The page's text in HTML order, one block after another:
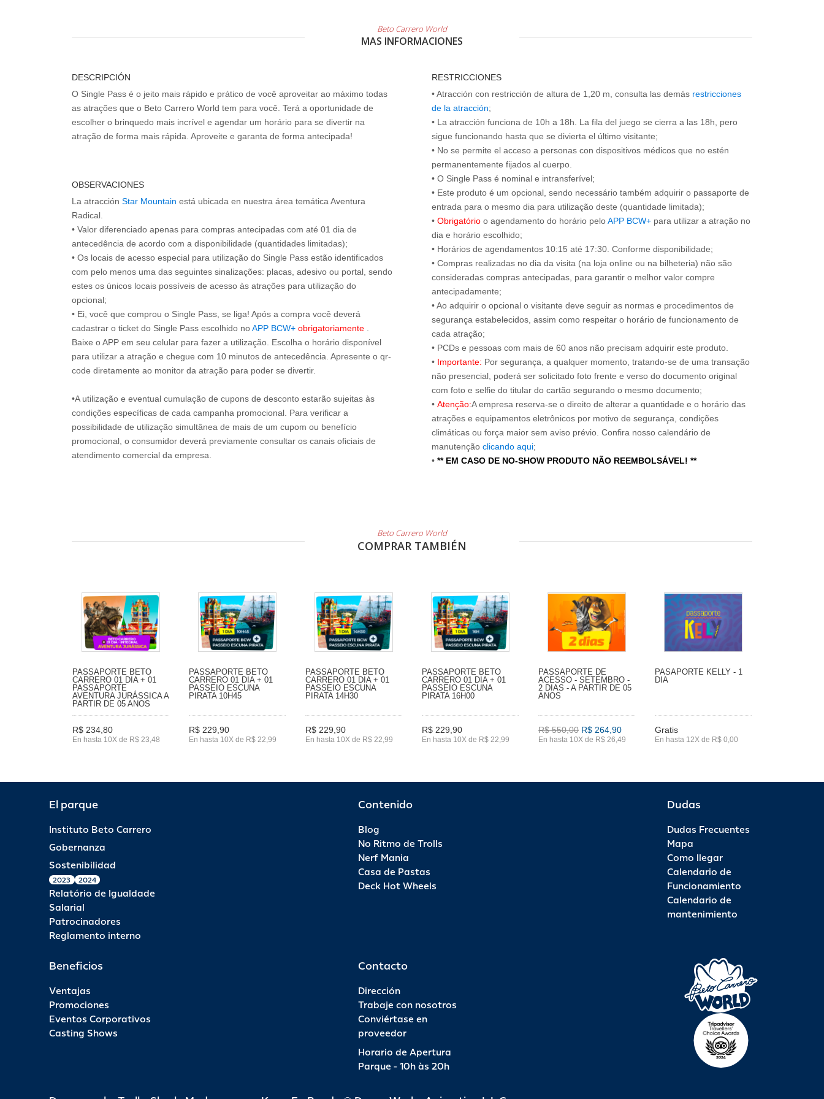
Beto Carrero World
MAS INFORMACIONES
DESCRIPCIÓN
O Single Pass é o jeito mais rápido e prático de você aproveitar ao máximo todas
as atrações que o Beto Carrero World tem para você. Terá a oportunidade de
escolher o brinquedo mais incrível e agendar um horário para se divertir na
atração de forma mais rápida. Aproveite e garanta de forma antecipada!
OBSERVACIONES
La atracción Star Mountain está ubicada en nuestra área temática Aventura
Radical.
• Valor diferenciado apenas para compras antecipadas com até 01 dia de
antecedência de acordo com a disponibilidade (quantidades limitadas);
• Os locais de acesso especial para utilização do Single Pass estão identificados
com pelo menos uma das seguintes sinalizações: placas, adesivo ou portal, sendo
estes os únicos locais possíveis de acesso às atrações para utilização do
opcional;
• Ei, você que comprou o Single Pass, se liga! Após a compra você deverá
cadastrar o ticket do Single Pass escolhido noAPP BCW+ obrigatoriamente
Baixe o APP em seu celular para fazer a utilização. Escolha o horário disponível
para utilizar a atração e chegue com 10 minutos de antecedência. Apresente o qr-
code diretamente ao monitor da atração para poder se divertir.
•A utilização e eventual cumulação de cupons de desconto estarão sujeitas às
condições específicas de cada campanha promocional. Para verificar a
possibilidade de utilização simultânea de mais de um cupom ou benefício
promocional, o consumidor deverá previamente consultar os canais oficiais de
atendimento comercial da empresa.
RESTRICCIONES
• Atracción con restricción de altura de 1,20 m, consulta las demás restricciones
de la atracción;
• La atracción funciona de 10h a 18h. La fila del juego se cierra a las 18h, pero
sigue funcionando hasta que se divierta el último visitante;
• No se permite el acceso a personas con dispositivos médicos que no estén
permanentemente fijados al cuerpo.
• O Single Pass é nominal e intransferível;
• Este produto é um opcional, sendo necessário também adquirir o passaporte de
entrada para o mesmo dia para utilização deste (quantidade limitada);
• Obrigatório o agendamento do horário peloAPP BCW+ para utilizar a atração no
dia e horário escolhido;
• Horários de agendamentos 10:15 até 17:30. Conforme disponibilidade;
• Compras realizadas no dia da visita (na loja online ou na bilheteria) não são
consideradas compras antecipadas, para garantir o melhor valor compre
antecipadamente;
• Ao adquirir o opcional o visitante deve seguir as normas e procedimentos de
segurança estabelecidos, assim como respeitar o horário de funcionamento de
cada atração;
• PCDs e pessoas com mais de 60 anos não precisam adquirir este produto.
• Importante: Por segurança, a qualquer momento, tratando-se de uma transação
não presencial, poderá ser solicitado foto frente e verso do documento original
com foto e selfie do titular do cartão segurando o mesmo documento;
• Atenção:A empresa reserva-se o direito de alterar a quantidade e o horário das
atrações e equipamentos eletrônicos por motivo de segurança, condições
climáticas ou força maior sem aviso prévio. Confira nosso calendário de
manutenção clicando aqui;
• ** EM CASO DE NO-SHOW PRODUTO NÃO REEMBOLSÁVEL! **
Beto Carrero World
COMPRAR TAMBIÉN
PASSAPORTE BETO
CARRERO 01 DIA + 01
PASSAPORTE
AVENTURA JURÁSSICA A
PARTIR DE 05 ANOS
R$ 234,80
En hasta 10X de R$ 23,48
PASSAPORTE BETO
CARRERO 01 DIA + 01
PASSEIO ESCUNA
PIRATA 10H45
R$ 229,90
En hasta 10X de R$ 22,99
PASSAPORTE BETO
CARRERO 01 DIA + 01
PASSEIO ESCUNA
PIRATA 14H30
R$ 229,90
En hasta 10X de R$ 22,99
PASSAPORTE BETO
CARRERO 01 DIA + 01
PASSEIO ESCUNA
PIRATA 16H00
R$ 229,90
En hasta 10X de R$ 22,99
PASSAPORTE DE
ACESSO - SETEMBRO -
2 DIAS - A PARTIR DE 05
ANOS
R$ 550,00 R$ 264,90
En hasta 10X de R$ 26,49
PASAPORTE KELLY - 1
DIA
Gratis
En hasta 12X de R$ 0,00
El parque
Instituto Beto Carrero
Gobernanza
Sostenibilidad
2023 2024
Relatório de Igualdade
Salarial
Patrocinadores
Reglamento interno
Contenido
Blog
No Ritmo de Trolls
Nerf Mania
Casa de Pastas
Deck Hot Wheels
Dudas
Dudas Frecuentes
Mapa
Como llegar
Calendario de
Funcionamiento
Calendario de
mantenimiento
Beneficios
Ventajas
Promociones
Eventos Corporativos
Casting Shows
Contacto
Dirección
Trabaje con nosotros
Conviértase en
proveedor
Horario de Apertura
Parque - 10h às 20h